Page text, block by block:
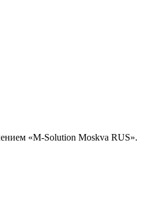
«M-Solution Moskva RUS».